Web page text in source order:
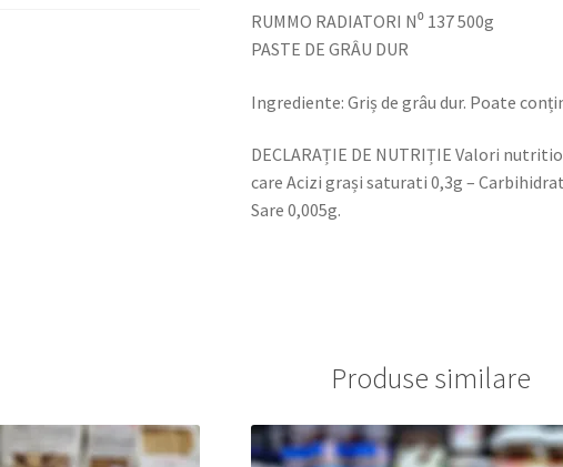
RUMMO RADIATORI N⁰ 137 500g
PASTE DE GRÂU DUR
Ingrediente: Griș de grâu dur. Poate
DECLARAȚIE DE NUTRIȚIE Valori
care Acizi grași saturati 0,3g –
Sare 0,005g.
Produse similare